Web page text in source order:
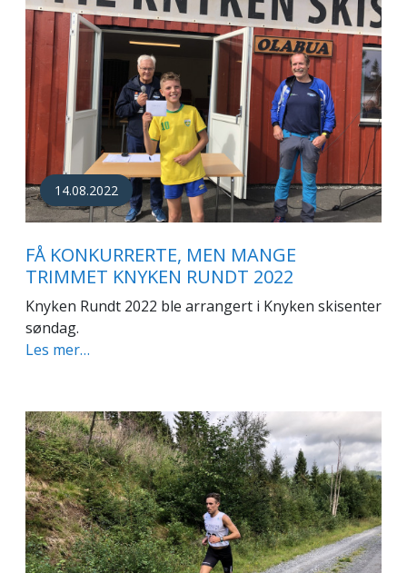
14.08.2022
FÅ KONKURRERTE, MEN MANGE
TRIMMET KNYKEN RUNDT 2022
Knyken Rundt 2022 ble arrangert i Knyken skisenter
søndag.
Les mer…